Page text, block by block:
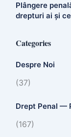
Plângere
drepturi ai și
Categories
Despre Noi
(37)
Drept Penal —
(167)